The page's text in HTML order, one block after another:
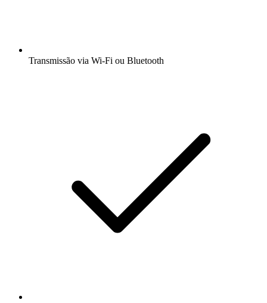
Transmissão via Wi-Fi ou Bluetooth